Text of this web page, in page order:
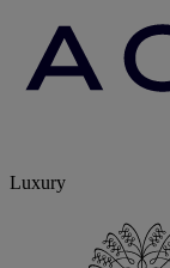
Luxury